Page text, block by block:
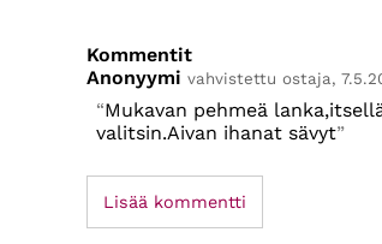
Kommentit
Anonyymi vahvistettu ostaja,
Mukavan pehmeä
valitsin.Aivan ihanat sävyt
Lisää kommentti